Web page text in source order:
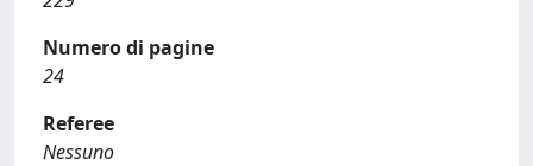
Numero di pagine
24
Referee
Nessuno